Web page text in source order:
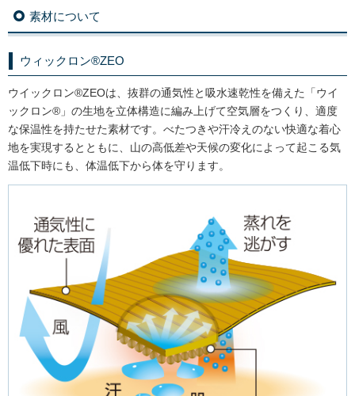
素材について
ウィックロン®ZEO
ウイックロン®ZEOは、抜群の通気性と吸水速乾性を備えた「ウイ
ックロン®」の生地を立体構造に編み上げて空気層をつくり、適度
な保温性を持たせた素材です。べたつきや汗冷えのない快適な着心
地を実現するとともに、山の高低差や天候の変化によって起こる気
温低下時にも、体温低下から体を守ります。